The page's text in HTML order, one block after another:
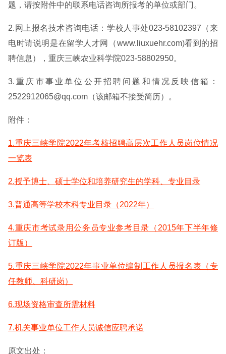
题，请按附件中的联系电话咨询所报考的单位或部门。
2.网上报名技术咨询电话：学校人事处023-58102397（来
电时请说明是在留学人才网（www.liuxuehr.com)看到的招
聘信息），重庆三峡农业科学院023-58802950。
3.重庆市事业单位公开招聘问题和情况反映信箱：
2522912065@qq.com（该邮箱不接受简历）。
附件：
1.重庆三峡学院2022年考核招聘高层次工作人员岗位情况
一览表
2.授予博士、硕士学位和培养研究生的学科、专业目录
3.普通高等学校本科专业目录（2022年）
4.重庆市考试录用公务员专业参考目录（2015年下半年修
订版）
5.重庆三峡学院2022年事业单位编制工作人员报名表（专
任教师、科研岗）
6.现场资格审查所需材料
7.机关事业单位工作人员诚信应聘承诺
原文出处：